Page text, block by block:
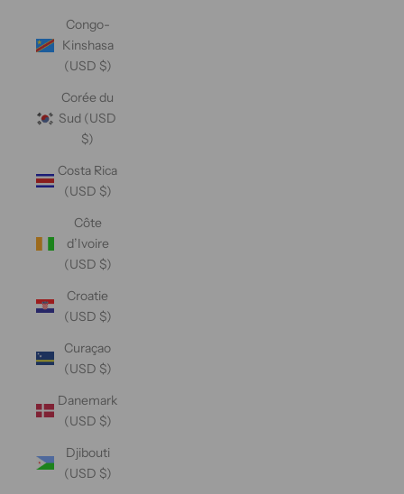
Congo-
Kinshasa
(USD $)
Corée du
Sud (USD
$)
Costa Rica
(USD $)
Côte
d’Ivoire
(USD $)
Croatie
(USD $)
Curaçao
(USD $)
Danemark
(USD $)
Djibouti
(USD $)